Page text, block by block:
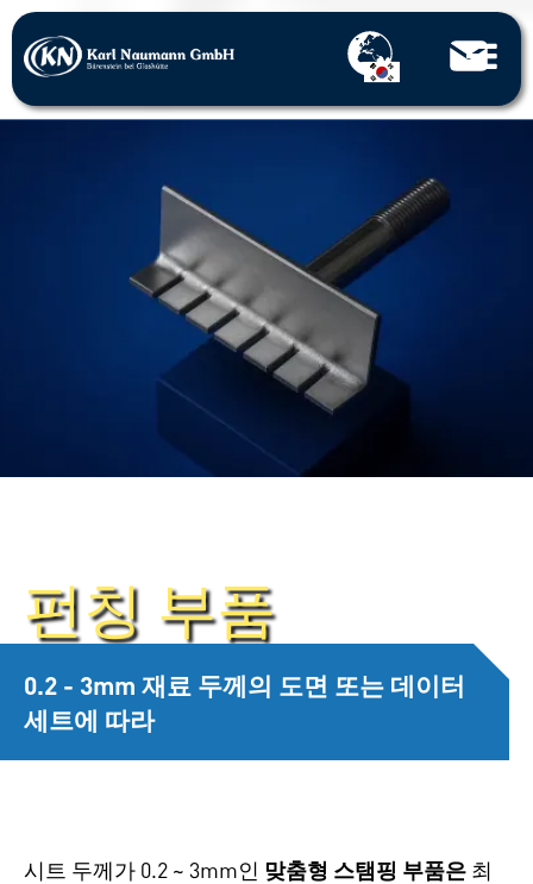
펀칭 부품
0.2 - 3mm 재료 두께의 도면 또는 데이터
세트에 따라
시트 두께가 0.2 ~ 3mm인 맞춤형 스탬핑 부품은 최